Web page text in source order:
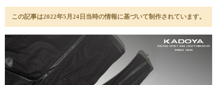
この記事は2022年5月24日当時の情報に基づいて制作されています。